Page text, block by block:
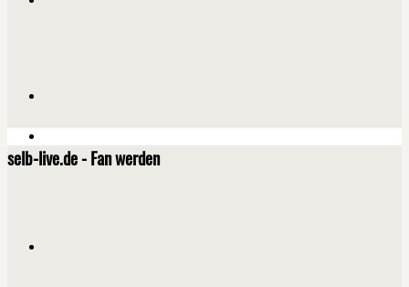
selb-live.de - Fan werden